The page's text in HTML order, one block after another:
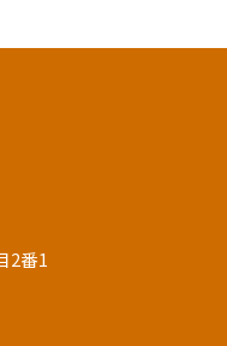
2番1